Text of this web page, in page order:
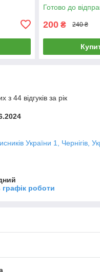
Готово до
200 ₴ 240 ₴
з 44 відгуків за рік
України 1, Чернігів,
роботи